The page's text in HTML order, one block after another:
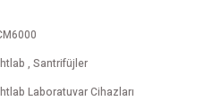
, Santrifüjler
Laboratuvar Cihazları